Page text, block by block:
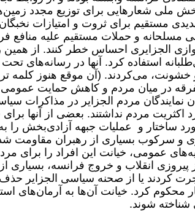
ملی شعارهایی برای توزیع مجدد
مستقیم برای ثروت و امتیازات
مسلحانه و حملات مستقیم علیه منافع
الجزایری احساس خطر کنند. از همین
استفاده کرد. آنها در رسانه‌های
خشونت، می‌کردند. (آن موقع هنوز کلمه
در میان مردم و کاهش حمایت
نمایندگان مردم الجزایر در مذاکرات
اکثریت مردم نداشتند. بعضی از آنها
ساختار و عملیات جبهه آزادی‌بخش را
و سرکوب بسیاری از رهبران مقاومت
عمومی، خیانت این افراد را برای
انقلاب و خروج فرانسه، بسیاری
کردند یا از صحنه سیاسی الجزایر
محکوم کرد. خیانت آن‌ها به آرمان‌های
شناخته شوند.